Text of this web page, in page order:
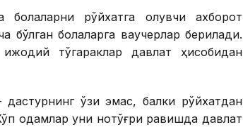
рўйхатга олувчи ахборот
бўлган болаларга ваучерлар берилади.
тўгараклар давлат ҳисобидан
ўзи эмас, балки рўйхатдан
одамлар уни нотўғри равишда давлат